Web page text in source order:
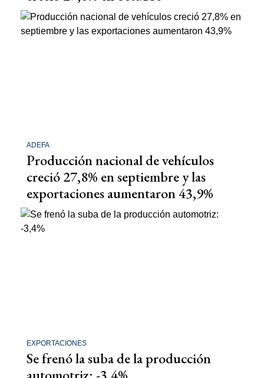
ADEFA
Producción nacional de vehículos
creció 27,8% en septiembre y las
exportaciones aumentaron 43,9%
EXPORTACIONES
Se frenó la suba de la producción